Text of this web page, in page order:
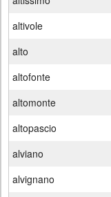
altivole
alto
altofonte
altomonte
altopascio
alviano
alvignano